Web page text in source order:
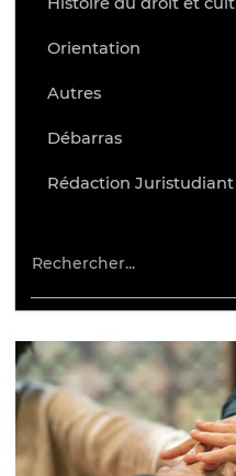
Orientation
Autres
Débarras
Rédaction Juristudiant